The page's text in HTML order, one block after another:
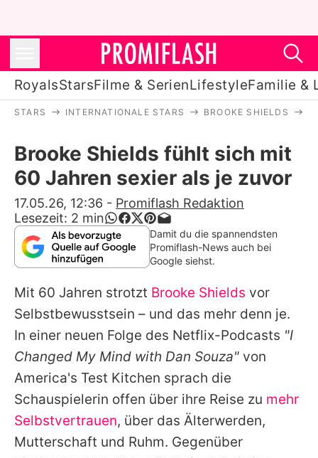
RoyalsStarsFilme & SerienLifestyleFamilie &
Stars
Filme & Serien
Lifestyle
Familie & Liebe
Alle Themen auf Promiflash
Jobs
App runterladen
Team
Redaktionelle Richtlinien
STARS INTERNATIONALE STARS BROOKE SHIELDS
Brooke Shields fühlt sich mit
60 Jahren sexier als je zuvor
17.05.26, 12:36 - Promiflash Redaktion
Lesezeit: 2 min
Damit du die spannendsten
Promiflash-News auch bei
Google siehst.
Mit 60 Jahren strotzt Brooke Shields vor
Selbstbewusstsein – und das mehr denn je.
In einer neuen Folge des Netflix-Podcasts "I
Changed My Mind with Dan Souza" von
America's Test Kitchen sprach die
Schauspielerin offen über ihre Reise zu mehr
Selbstvertrauen, über das Älterwerden,
Mutterschaft und Ruhm. Gegenüber